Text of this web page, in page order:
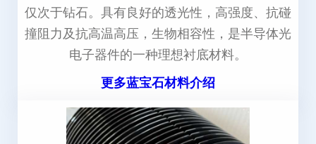
仅次于钻石。具有良好的透光性，高强度、抗碰
撞阻力及抗高温高压，生物相容性，是半导体光
电子器件的一种理想衬底材料。
更多蓝宝石材料介绍